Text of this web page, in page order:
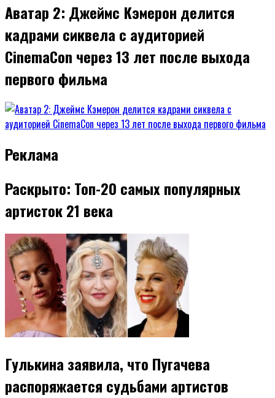
Аватар 2: Джеймс Кэмерон делится
кадрами сиквела с аудиторией
CinemaCon через 13 лет после выхода
первого фильма
Реклама
Раскрыто: Топ-20 самых популярных
артисток 21 века
Гулькина заявила, что Пугачева
распоряжается судьбами артистов